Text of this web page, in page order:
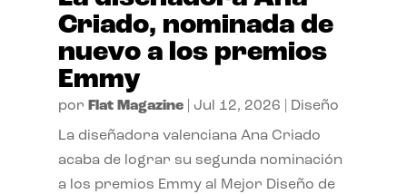
Criado, nominada de
nuevo a los premios
Emmy
por Flat Magazine| Jul 12, 2026 Diseño
La diseñadora valenciana Ana Criado
acaba de lograr su segunda nominación
a los premios Emmy al Mejor Diseño de